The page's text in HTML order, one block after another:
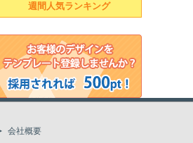
週間人気ランキング
会社概要